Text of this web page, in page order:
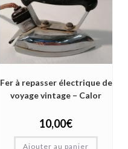
Fer à repasser électrique de
voyage vintage – Calor
10,00€
Ajouter au panier